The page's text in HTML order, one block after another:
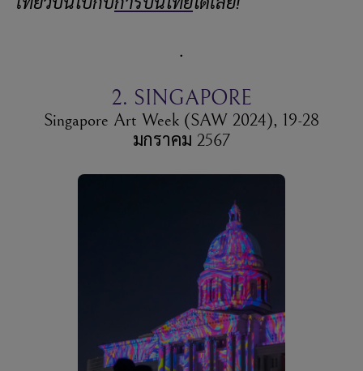
.
2. SINGAPORE
Singapore Art Week (SAW 2024), 19-28
มกราคม 2567